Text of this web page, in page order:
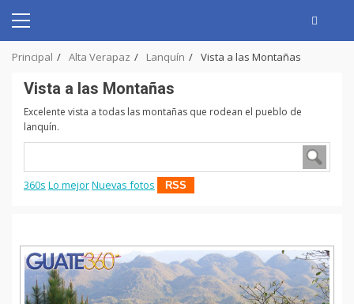
content
Primary
Principal Alta Verapaz Lanquín Vista a las Montañas
Vista a las Montañas
Excelente vista a todas las montañas que rodean el pueblo de
lanquín.
360s Lo mejorNuevas fotos RSS